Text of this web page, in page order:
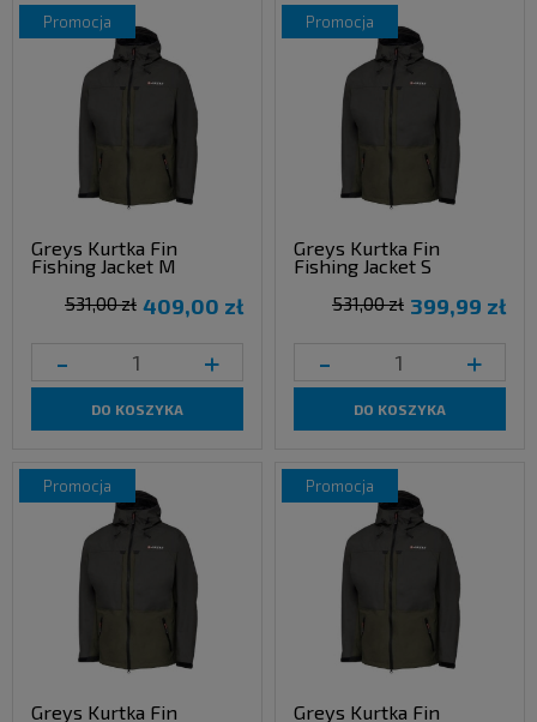
Greys Kurtka Fin
Fishing Jacket M
409,00 zł
531,00 zł
- +
DO KOSZYKA
promocja
Greys Kurtka Fin
Fishing Jacket S
399,99 zł
531,00 zł
- +
DO KOSZYKA
promocja
Greys Kurtka Fin
promocja
Greys Kurtka Fin
promocja